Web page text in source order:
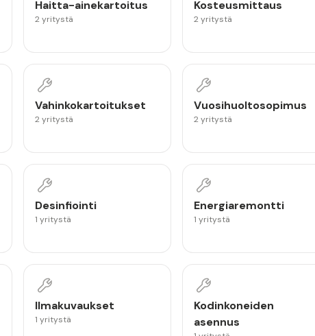
Haitta-ainekartoitus
2 yritystä
Kosteusmittaus
2 yritystä
Vahinkokartoitukset
2 yritystä
Vuosihuoltosopimus
2 yritystä
Desinfiointi
1 yritystä
Energiaremontti
1 yritystä
Ilmakuvaukset
1 yritystä
Kodinkoneiden
asennus